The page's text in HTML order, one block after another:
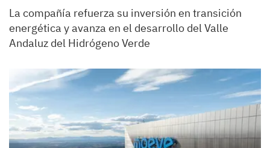
La compañía refuerza su inversión en transición
energética y avanza en el desarrollo del Valle
Andaluz del Hidrógeno Verde